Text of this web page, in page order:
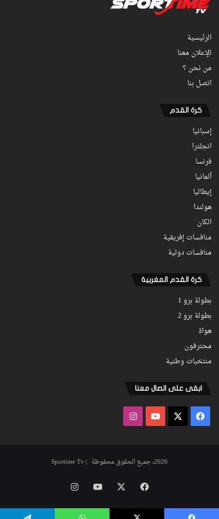
الرئيسية
للإعلان معنا
من نحن ؟
اتصل بنا
كرة القدم
إسبانيا
انجلترا
فرنسا
ألمانيا
إيطاليا
هولندا
الكان
منافسات إفريقية
منافسات دولية
كرة القدم المغربية
بطولة برو 1
بطولة برو 2
هواة
محترفون
منتخبات وطنية
ابقى على اتصال معنا
فيسبوك ‫YouTubeانستقرام
2026، جميع الحقوق محفوظة | Sportime Tv
فيسبوك ‫YouTubeانستقرام